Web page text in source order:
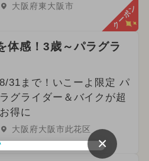
大阪府東大阪市 クーポン
体感！3歳～パラグラ
8/31まで！いこーよ限定 パ
ラグライダー＆バイクが超
お得に
大阪府大阪市此花区
×